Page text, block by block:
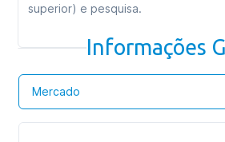
superior) e pesquisa.
Informações
Mercado